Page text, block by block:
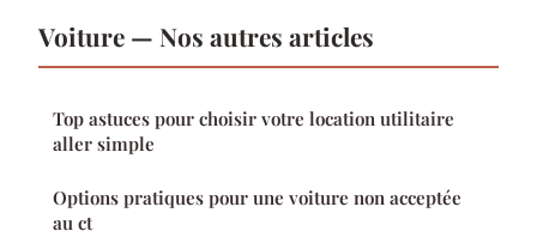
Voiture — Nos autres articles
Top astuces pour choisir votre location utilitaire
aller simple
Options pratiques pour une voiture non acceptée
au ct